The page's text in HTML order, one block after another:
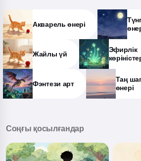
Акварель өнері
Жайлы үй
Эфирлік
Фэнтези арт
Таң
өнері
Соңғы қосылғандар